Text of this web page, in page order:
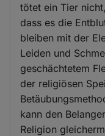
tötet ein Tier
dass es die
bleiben mit der
Leiden und
geschächtetem
der religiösen
kann den
Religion